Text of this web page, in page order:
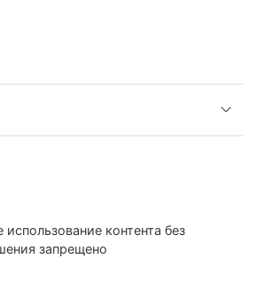
контента без
запрещено